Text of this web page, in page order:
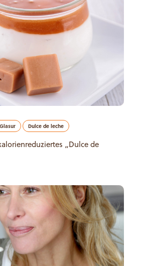
Glasur Dulce de leche
„Dulce de